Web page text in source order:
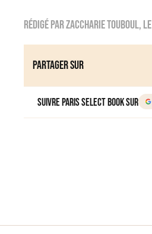
Rédigé parzaccharie touboul, le
Partager sur
Suivre Paris Select Book sur